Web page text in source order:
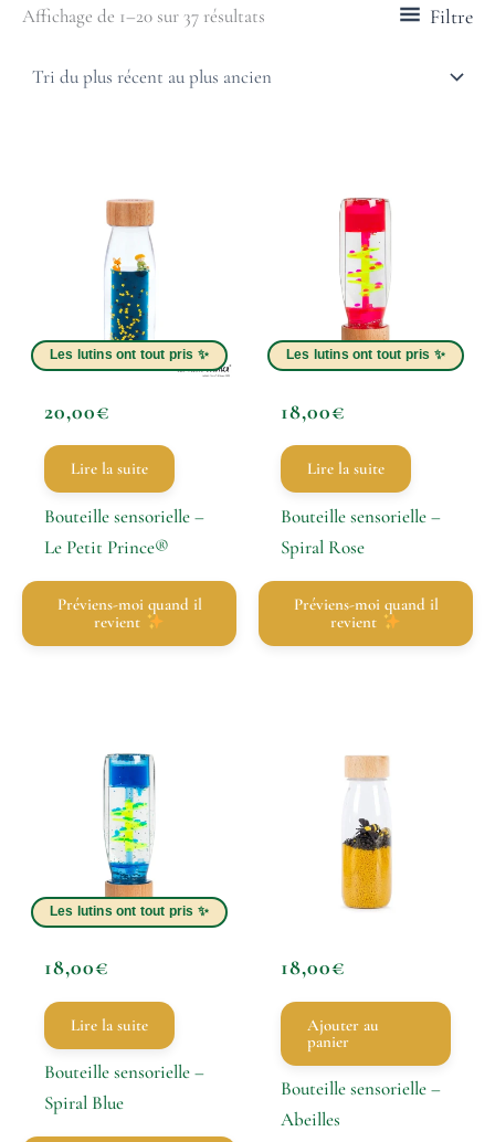
Affichage de 1–20 sur 37 résultats Filtre
20,00€
Lire la suite
Bouteille sensorielle –
Le Petit Prince®
Préviens-moi quand il
revient
18,00€
Lire la suite
Bouteille sensorielle –
Spiral Rose
Préviens-moi quand il
revient
18,00€
Lire la suite
Bouteille sensorielle –
Spiral Blue
18,00€
Ajouter au
panier
Bouteille sensorielle –
Abeilles